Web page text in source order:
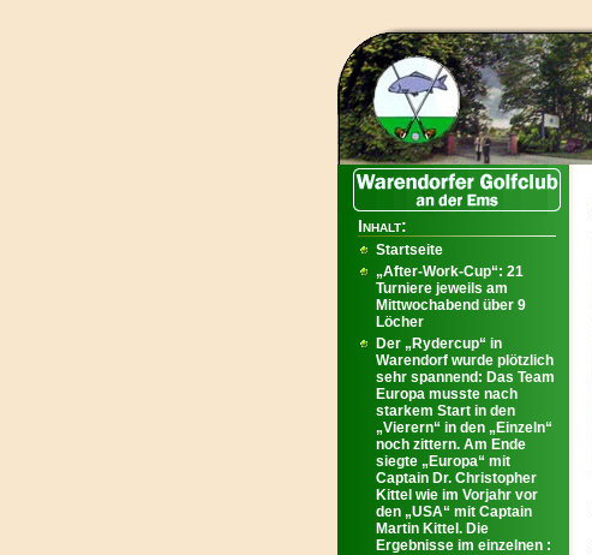
Inhalt:
Startseite
„After-Work-Cup“: 21
Turniere jeweils am
Mittwochabend über 9
Löcher
Der „Rydercup“ in
Warendorf wurde plötzlich
sehr spannend: Das Team
Europa musste nach
starkem Start in den
„Vierern“ in den „Einzeln“
noch zittern. Am Ende
siegte „Europa“ mit
Captain Dr. Christopher
Kittel wie im Vorjahr vor
den „USA“ mit Captain
Martin Kittel. Die
Ergebnisse im einzelnen :